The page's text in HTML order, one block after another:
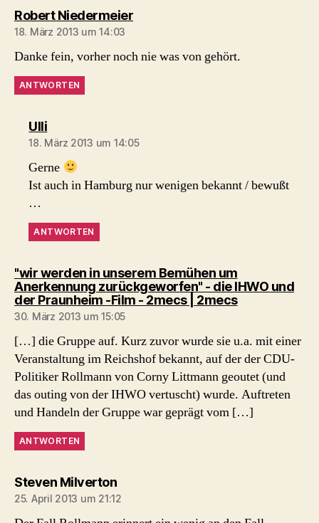
Robert Niedermeiersagt:
18. März 2013 um 14:03
Danke fein, vorher noch nie was von gehört.
ANTWORTEN
Ullisagt:
18. März 2013 um 14:05
Gerne
Ist auch in Hamburg nur wenigen bekannt / bewußt
…
ANTWORTEN
"wir werden in unserem Bemühen um
Anerkennung zurückgeworfen" - die IHWO und
der Praunheim -Film - 2mecs | 2mecssagt:
30. März 2013 um 15:05
[…] die Gruppe auf. Kurz zuvor wurde sie u.a. mit einer
Veranstaltung im Reichshof bekannt, auf der der CDU-
Politiker Rollmann von Corny Littmann geoutet (und
das outing von der IHWO vertuscht) wurde. Auftreten
und Handeln der Gruppe war geprägt vom […]
ANTWORTEN
Steven Milvertonsagt:
25. April 2013 um 21:12